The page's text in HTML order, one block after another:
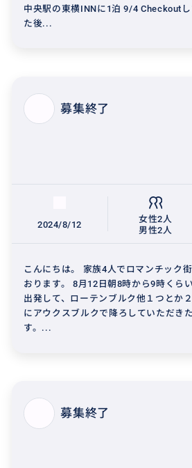
中央駅の東横INNに1泊 9/4 Checkout
た後...
募集終了
2024/8/12
女性2人
男性2人
こんにちは。 家族4人でロマンチック
おります。 8月12日朝8時から9時くら
出発して、ローテンブルク他１つとか
にアウクスブルクで降ろしていただき
す。...
募集終了